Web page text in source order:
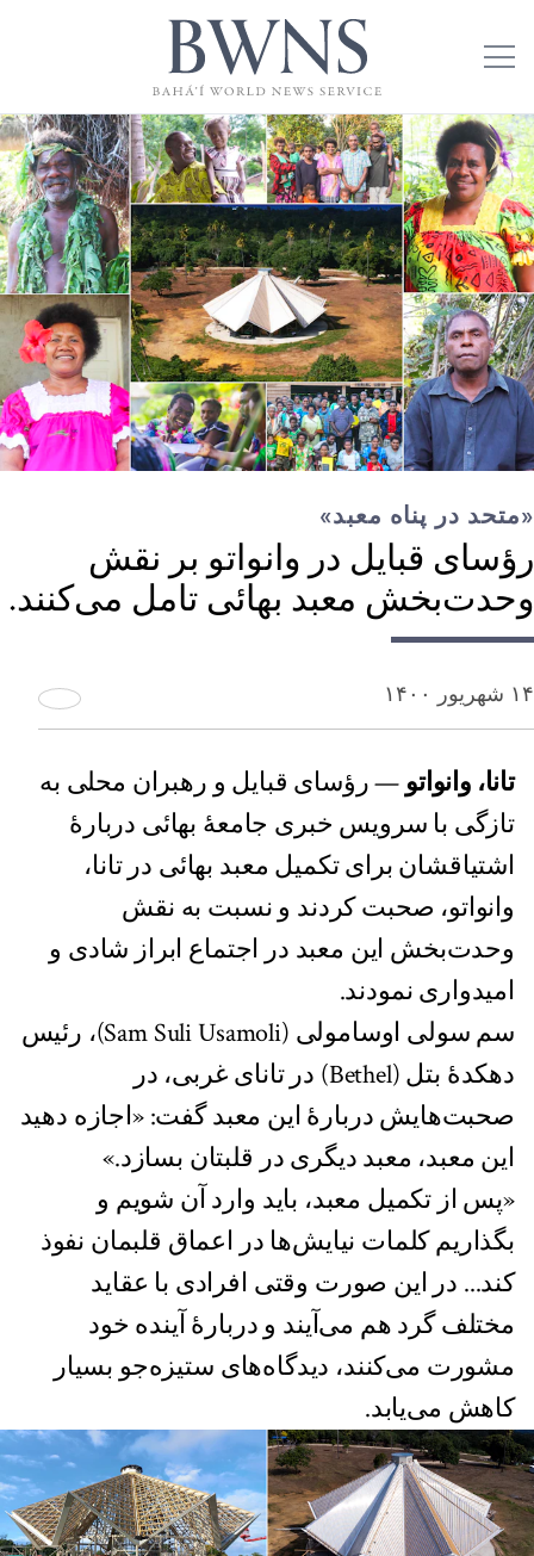
«متحد در پناه معبد»
رؤسای قبایل در وانواتو بر نقش
وحدت‌بخش معبد بهائی تامل می‌کنند.
۱۴ شهریور ۱۴۰۰
تانا، وانواتو — رؤسای قبایل و رهبران محلی به
تازگی با سرویس خبری جامعهٔ بهائی دربارهٔ
اشتیاقشان برای تکمیل معبد بهائی در تانا،
وانواتو، صحبت کردند و نسبت به نقش
وحدت‌بخش این معبد در اجتماع ابراز شادی و
امیدواری نمودند.
سم سولی اوسامولی (Sam Suli Usamoli)، رئیس
دهکدهٔ بتل (Bethel) در تانای غربی، در
صحبت‌هایش دربارهٔ این معبد گفت: «اجازه دهید
این معبد، معبد دیگری در قلبتان بسازد.»
«پس از تکمیل معبد، باید وارد آن شویم و
بگذاریم کلمات نیایش‌ها در اعماق قلبمان نفوذ
کند... در این صورت وقتی افرادی با عقاید
مختلف گرد هم می‌آیند و دربارهٔ آینده خود
مشورت می‌کنند، دیدگاه‌های ستیزه‌جو بسیار
کاهش می‌یابد.